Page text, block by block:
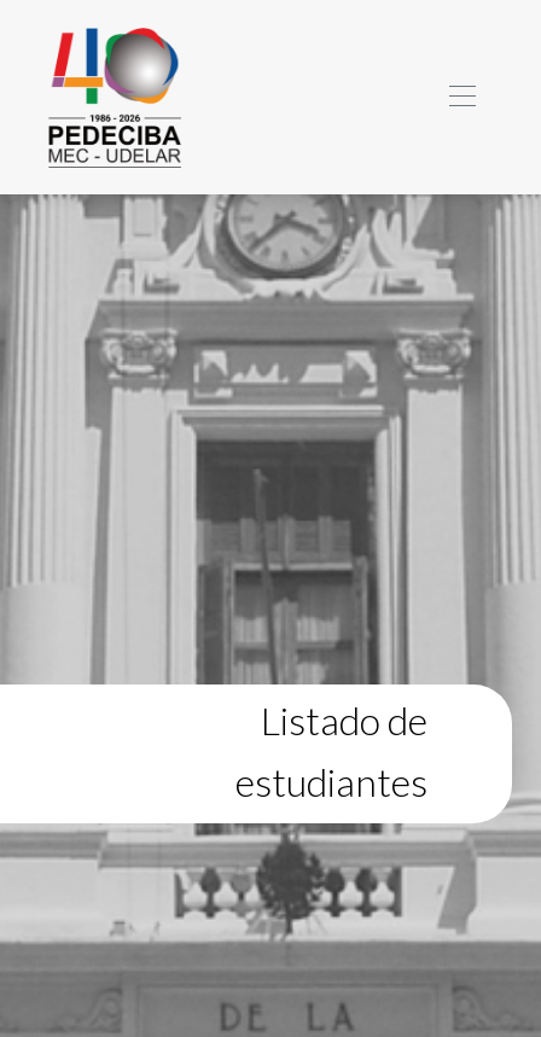
Listado de
estudiantes